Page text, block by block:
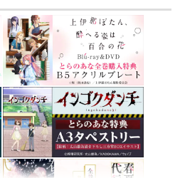
ソニックソウ
（税込）
Order
アルジュナ
サンプル
STRIKE THE SUMME
R
mohumohu
専売 1,100円（税込）
姫柊雪菜
藍羽浅葱
煌坂紗矢華
サンプル